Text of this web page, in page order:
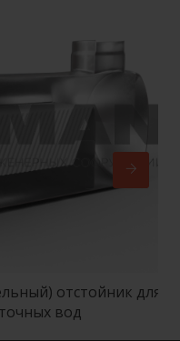
отстойник для
вод